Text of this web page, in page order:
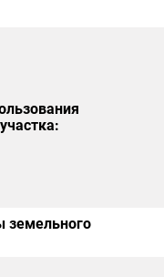
земельного